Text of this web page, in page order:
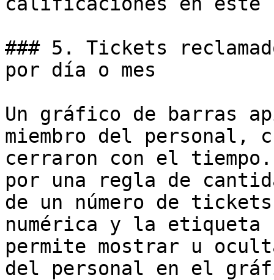
### 5. Tickets
por día o mes
Un gráfico de barras
miembro del personal,
cerraron con el
por una regla de
de un número de
numérica y la
permite mostrar u
del personal en el